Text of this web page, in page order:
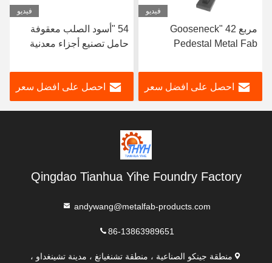
فيديو
مربع 42 "Gooseneck
Pedestal Metal Fab
مطلي
احصل على افضل سعر
فيديو
54 "أسود الصلب معقوفة
حامل تصنيع أجزاء معدنية
احصل على افضل سعر
Qingdao Tianhua Yihe Foundry Factory
andywang@metalfab-products.com
86-13863989651
منطقة جينكو الصناعية ، منطقة تشنغيانغ ، مدينة تشينغداو ،